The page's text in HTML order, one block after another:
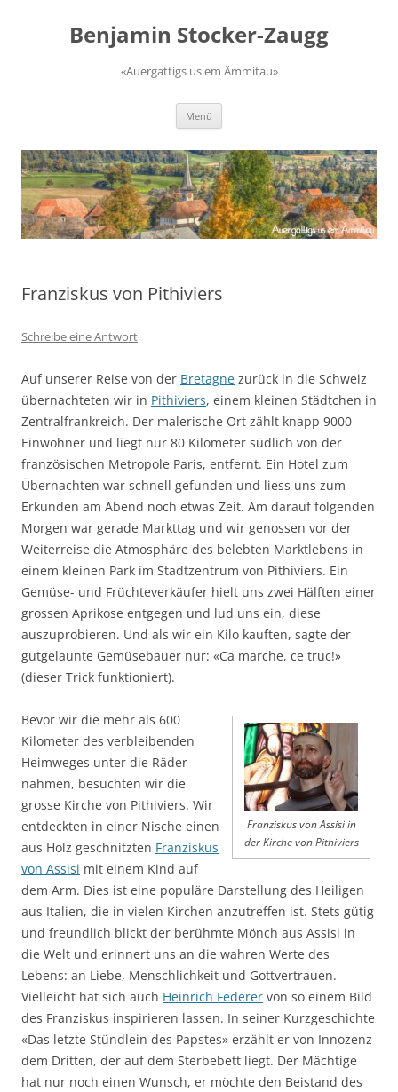
springenBenjamin Stocker-Zaugg
«Auergattigs us em Ämmitau»
Menü
Franziskus von Pithiviers
Schreibe eine Antwort
Auf unserer Reise von der Bretagne zurück in die Schweiz
übernachteten wir in Pithiviers, einem kleinen Städtchen in
Zentralfrankreich. Der malerische Ort zählt knapp 9000
Einwohner und liegt nur 80 Kilometer südlich von der
französischen Metropole Paris, entfernt. Ein Hotel zum
Übernachten war schnell gefunden und liess uns zum
Erkunden am Abend noch etwas Zeit. Am darauf folgenden
Morgen war gerade Markttag und wir genossen vor der
Weiterreise die Atmosphäre des belebten Marktlebens in
einem kleinen Park im Stadtzentrum von Pithiviers. Ein
Gemüse- und Früchteverkäufer hielt uns zwei Hälften einer
grossen Aprikose entgegen und lud uns ein, diese
auszuprobieren. Und als wir ein Kilo kauften, sagte der
gutgelaunte Gemüsebauer nur: «Ca marche, ce truc!»
(dieser Trick funktioniert).
Franziskus von Assisi in
der Kirche von Pithiviers
Bevor wir die mehr als 600
Kilometer des verbleibenden
Heimweges unter die Räder
nahmen, besuchten wir die
grosse Kirche von Pithiviers. Wir
entdeckten in einer Nische einen
aus Holz geschnitzten Franziskus
von Assisi mit einem Kind auf
dem Arm. Dies ist eine populäre Darstellung des Heiligen
aus Italien, die in vielen Kirchen anzutreffen ist. Stets gütig
und freundlich blickt der berühmte Mönch aus Assisi in
die Welt und erinnert uns an die wahren Werte des
Lebens: an Liebe, Menschlichkeit und Gottvertrauen.
Vielleicht hat sich auch Heinrich Federer von so einem Bild
des Franziskus inspirieren lassen. In seiner Kurzgeschichte
«Das letzte Stündlein des Papstes» erzählt er von Innozenz
dem Dritten, der auf dem Sterbebett liegt. Der Mächtige
hat nur noch einen Wunsch, er möchte den Beistand des